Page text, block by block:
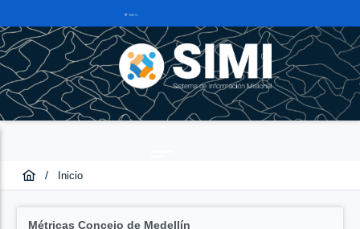
/ Inicio
Métricas Concejo de Medellín